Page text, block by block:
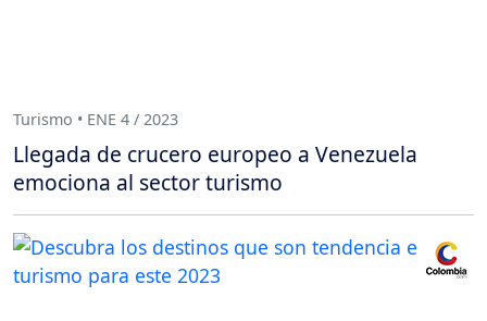
Turismo • ENE 4 / 2023
Llegada de crucero europeo a Venezuela
emociona al sector turismo